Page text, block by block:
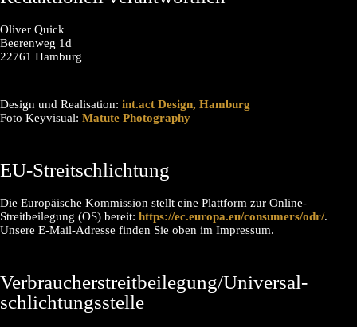
Oliver Quick
Beerenweg 1d
22761 Hamburg
Design und Realisation: int.act Design, Hamburg
Foto Keyvisual: Matute Photography
EU-Streitschlichtung
Die Europäische Kommission stellt eine Plattform zur Online-
Streitbeilegung (OS) bereit: https://ec.europa.eu/consumers/odr/.
Unsere E-Mail-Adresse finden Sie oben im Impressum.
Verbraucher­streit­beilegung/Universal­
schlichtungs­stelle